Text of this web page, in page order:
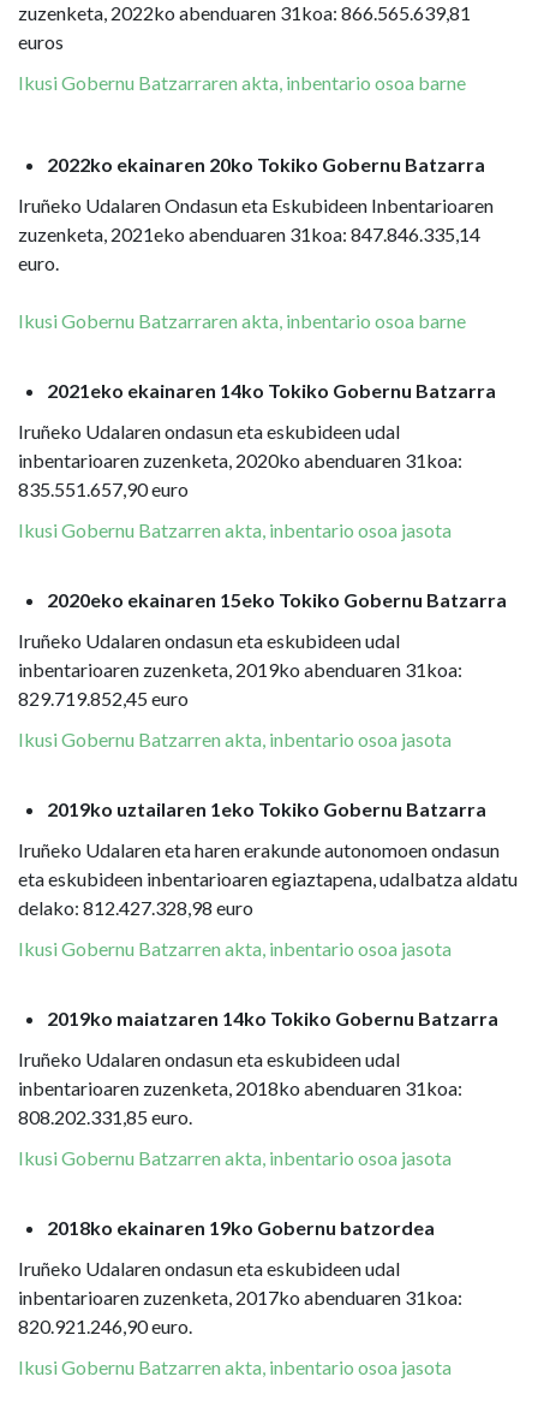
zuzenketa, 2022ko abenduaren 31koa: 866.565.639,81
euros
Ikusi Gobernu Batzarraren akta, inbentario osoa barne
2022ko ekainaren 20ko Tokiko Gobernu Batzarra
Iruñeko Udalaren Ondasun eta Eskubideen Inbentarioaren
zuzenketa, 2021eko abenduaren 31koa: 847.846.335,14
euro.
Ikusi Gobernu Batzarraren akta, inbentario osoa barne
2021eko ekainaren 14ko Tokiko Gobernu Batzarra
Iruñeko Udalaren ondasun eta eskubideen udal
inbentarioaren zuzenketa, 2020ko abenduaren 31koa:
835.551.657,90 euro
Ikusi Gobernu Batzarren akta, inbentario osoa jasota
2020eko ekainaren 15eko Tokiko Gobernu Batzarra
Iruñeko Udalaren ondasun eta eskubideen udal
inbentarioaren zuzenketa, 2019ko abenduaren 31koa:
829.719.852,45 euro
Ikusi Gobernu Batzarren akta, inbentario osoa jasota
2019ko uztailaren 1eko Tokiko Gobernu Batzarra
Iruñeko Udalaren eta haren erakunde autonomoen ondasun
eta eskubideen inbentarioaren egiaztapena, udalbatza aldatu
delako: 812.427.328,98 euro
Ikusi Gobernu Batzarren akta, inbentario osoa jasota
2019ko maiatzaren 14ko Tokiko Gobernu Batzarra
Iruñeko Udalaren ondasun eta eskubideen udal
inbentarioaren zuzenketa, 2018ko abenduaren 31koa:
808.202.331,85 euro.
Ikusi Gobernu Batzarren akta, inbentario osoa jasota
2018ko ekainaren 19ko Gobernu batzordea
Iruñeko Udalaren ondasun eta eskubideen udal
inbentarioaren zuzenketa, 2017ko abenduaren 31koa:
820.921.246,90 euro.
Ikusi Gobernu Batzarren akta, inbentario osoa jasota